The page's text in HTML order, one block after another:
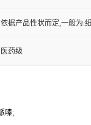
依据产品性状而定,一般为:
医药级
嗪;